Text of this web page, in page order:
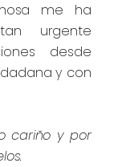
me ha
urgente
desde
y con
cariño y por